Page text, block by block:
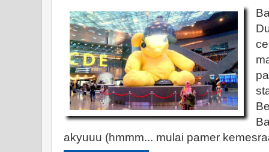
akyuuu (hmmm... mulai pamer